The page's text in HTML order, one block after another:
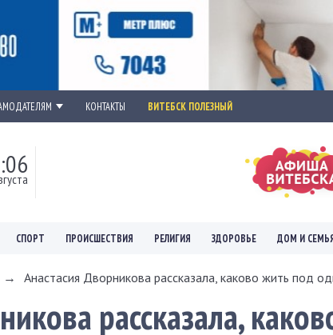
КОНТАКТЫ ВИТЕБСК ПОЛЕЗНЫЙ
СПОРТ ПРОИСШЕСТВИЯ РЕЛИГИЯ ЗДОРОВЬЕ ДОМ И
→ Анастасия Дворникова рассказала, каково жить под
рассказала,